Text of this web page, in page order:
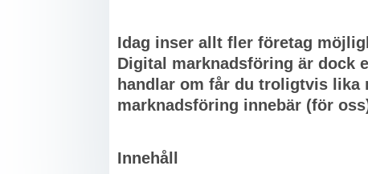
Idag inser allt fler företag
Digital marknadsföring är dock
handlar om får du troligtvis lika
marknadsföring innebär (för
Innehåll